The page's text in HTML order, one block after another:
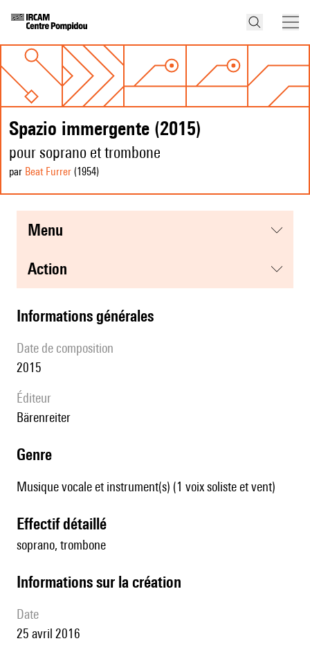
Spazio immergente (2015)
pour soprano et trombone
par Beat Furrer (1954)
menu
action
informations générales
date de composition
2015
éditeur
Bärenreiter
genre
Musique vocale et instrument(s) (1 voix soliste et vent)
effectif détaillé
soprano, trombone
informations sur la création
date
25 avril 2016